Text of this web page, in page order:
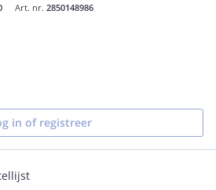
Art. nr. 2850148986
in of registreer